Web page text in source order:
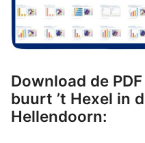
Download de
buurt ’t Hexel in
Hellendoorn: